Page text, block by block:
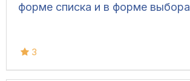
форме списка и в форме выбора
3